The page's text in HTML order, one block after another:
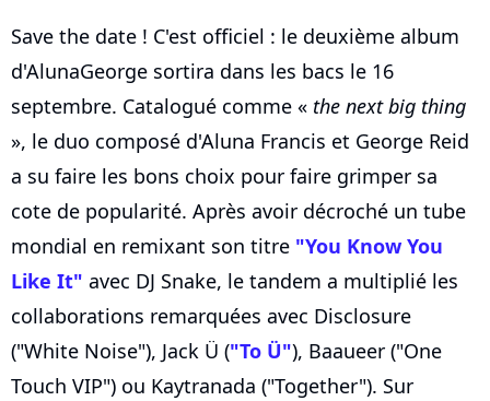
Save the date ! C'est officiel : le deuxième album
d'AlunaGeorge sortira dans les bacs le 16
septembre. Catalogué comme « the next big thing
», le duo composé d'Aluna Francis et George Reid
a su faire les bons choix pour faire grimper sa
cote de popularité. Après avoir décroché un tube
mondial en remixant son titre "You Know You
Like It" avec DJ Snake, le tandem a multiplié les
collaborations remarquées avec Disclosure
("White Noise"), Jack Ü ("To Ü"), Baaueer ("One
Touch VIP") ou Kaytranada ("Together"). Sur